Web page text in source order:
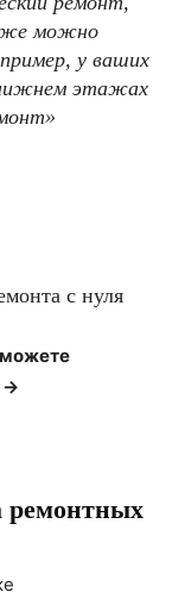
можно
у ваших
нижнем этажах
можете
->
ремонтных